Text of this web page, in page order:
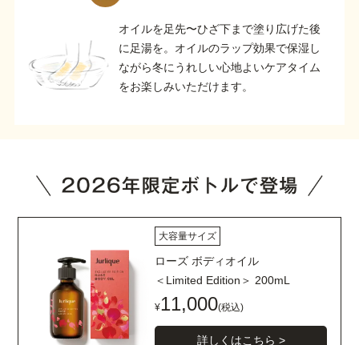
オイルを足先〜ひざ下まで塗り広げた後
に足湯を。オイルのラップ効果で保湿し
ながら冬にうれしい心地よいケアタイム
をお楽しみいただけます。
大容量サイズ
ローズ ボディオイル
＜Limited Edition＞ 200mL
¥11,000(税込)
詳しくはこちら >